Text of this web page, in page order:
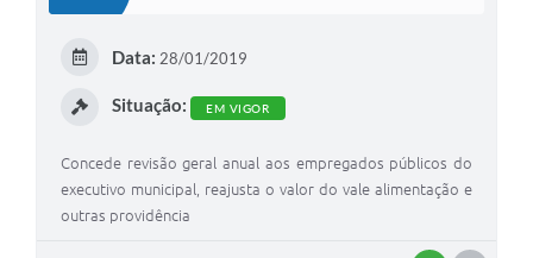
Data: 28/01/2019
Situação: EM VIGOR
Concede revisão geral anual aos empregados públicos do
executivo municipal, reajusta o valor do vale alimentação e
outras providência